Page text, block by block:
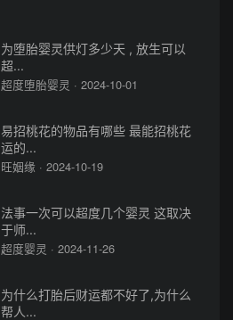
为堕胎婴灵供灯多少天 , 放生可以
超...
超度堕胎婴灵 · 2024-10-01
易招桃花的物品有哪些 最能招桃花
运的...
旺姻缘 · 2024-10-19
法事一次可以超度几个婴灵 这取决
于师...
超度婴灵 · 2024-11-26
为什么打胎后财运都不好了,为什么
帮人...